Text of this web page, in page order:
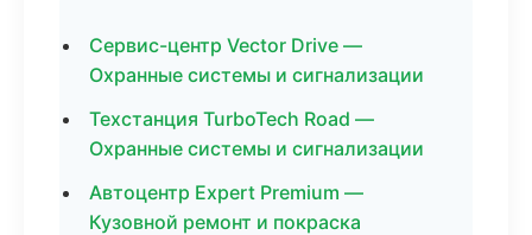
Сервис-центр Vector Drive —
Охранные системы и сигнализации
Техстанция TurboTech Road —
Охранные системы и сигнализации
Автоцентр Expert Premium —
Кузовной ремонт и покраска